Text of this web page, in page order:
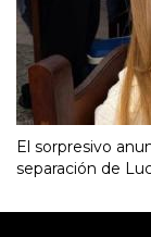
El sorpresivo
separación de